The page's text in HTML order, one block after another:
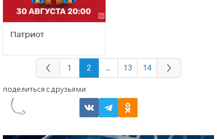
Патриот
1 2 … 13 14